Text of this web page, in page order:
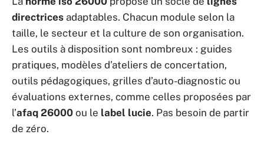
directrices adaptables. Chacun module selon la
taille, le secteur et la culture de son organisation.
Les outils à disposition sont nombreux : guides
pratiques, modèles d’ateliers de concertation,
outils pédagogiques, grilles d’auto-diagnostic ou
évaluations externes, comme celles proposées par
l’afaq 26000 ou le label lucie. Pas besoin de partir
de zéro.